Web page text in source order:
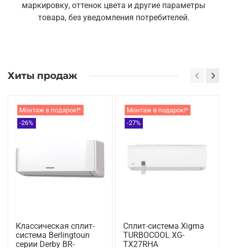
маркировку, оттенок цвета и другие параметры
товара, без уведомления потребителей.
Хиты продаж
Монтаж в подарок!*
-26%
Классическая сплит-
система Berlingtoun
серии Derby BR-
Монтаж в подарок!*
-27%
Сплит-система Xigma
TURBOCOOL XG-
TX27RHA